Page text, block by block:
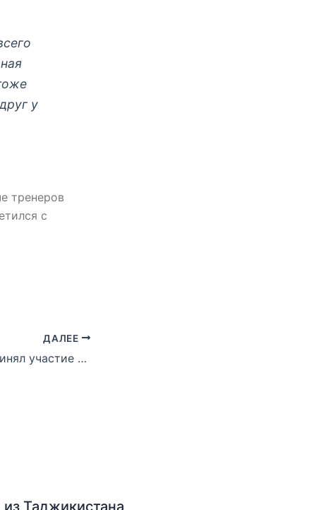
у
тренеров
с
ДАЛЕЕ
Спартак-2007 принял участие в международном турнире